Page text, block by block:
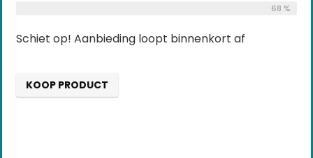
68 %
Schiet op! Aanbieding loopt binnenkort af
KOOP PRODUCT